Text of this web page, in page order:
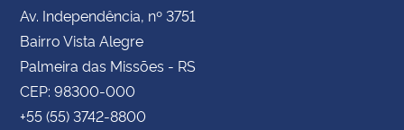
Av. Independência, nº 3751
Bairro Vista Alegre
Palmeira das Missões - RS
CEP: 98300-000
+55 (55) 3742-8800